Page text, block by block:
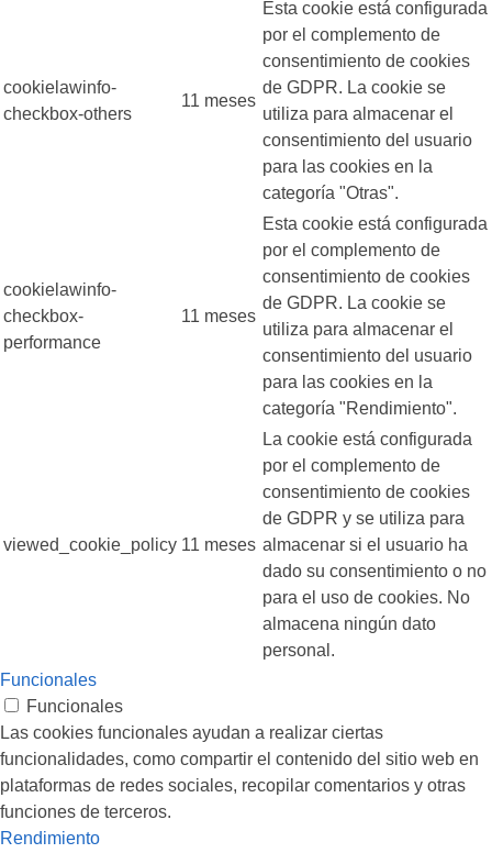
cookielawinfo-
checkbox-others
11 meses
Esta cookie está configurada
por el complemento de
consentimiento de cookies
de GDPR. La cookie se
utiliza para almacenar el
consentimiento del usuario
para las cookies en la
categoría "Otras".
cookielawinfo-
checkbox-
performance
11 meses
Esta cookie está configurada
por el complemento de
consentimiento de cookies
de GDPR. La cookie se
utiliza para almacenar el
consentimiento del usuario
para las cookies en la
categoría "Rendimiento".
viewed_cookie_policy 11 meses
La cookie está configurada
por el complemento de
consentimiento de cookies
de GDPR y se utiliza para
almacenar si el usuario ha
dado su consentimiento o no
para el uso de cookies. No
almacena ningún dato
personal.
Funcionales
Funcionales
Las cookies funcionales ayudan a realizar ciertas
funcionalidades, como compartir el contenido del sitio web en
plataformas de redes sociales, recopilar comentarios y otras
funciones de terceros.
Rendimiento